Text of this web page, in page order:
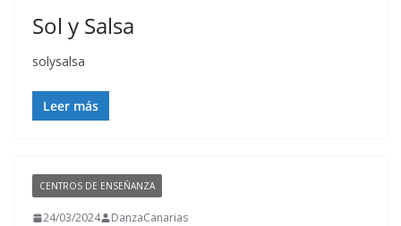
Sol y Salsa
solysalsa
Leer más
CENTROS DE ENSEÑANZA
24/03/2024 DanzaCanarias